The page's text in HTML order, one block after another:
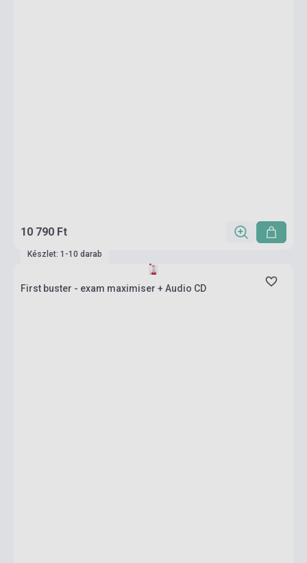
10 790 Ft
Készlet: 1-10 darab
First buster - exam maximiser + Audio CD